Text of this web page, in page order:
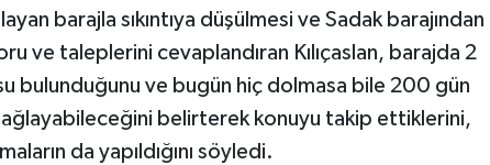
barajla sıkıntıya düşülmesi ve Sadak barajından
ve taleplerini cevaplandıran Kılıçaslan, barajda 2
bulunduğunu ve bugün hiç dolmasa bile 200 gün
belirterek konuyu takip ettiklerini,
da yapıldığını söyledi.